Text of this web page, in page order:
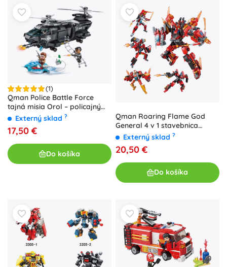
(1)
Qman Police Battle Force
tajná misia Orol – policajný
vrtuľník so skútrom a
figúrkami
Externý sklad ?
17,50 €
Do košíka
Qman Roaring Flame God
General 4 v 1 stavebnica
robotov 1201 dielikov
Externý sklad ?
20,50 €
Do košíka